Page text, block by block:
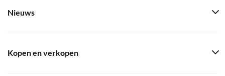
Nieuws
Kopen en verkopen